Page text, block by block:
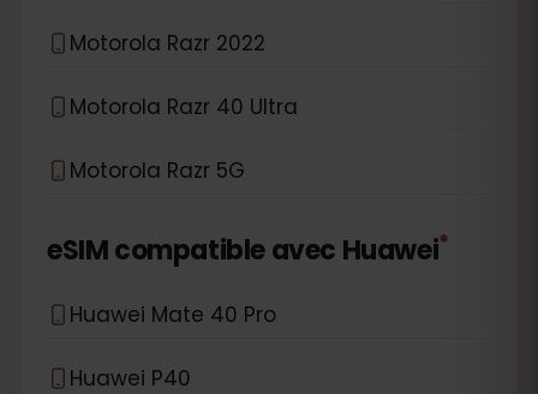
Motorola Razr 2022
Motorola Razr 40 Ultra
Motorola Razr 5G
eSIM compatible avec Huawei*
Huawei Mate 40 Pro
Huawei P40